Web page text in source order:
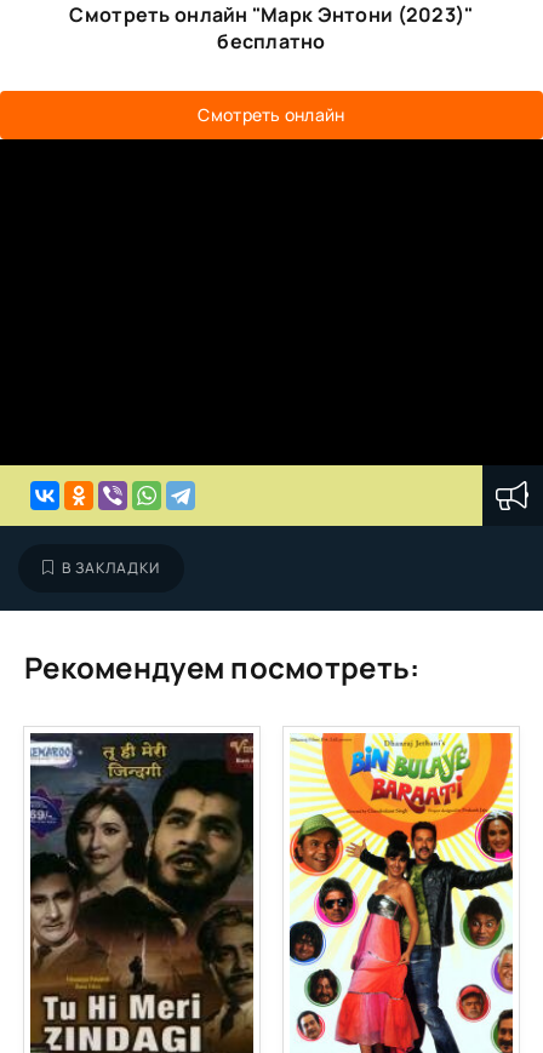
Смотреть онлайн "Марк Энтони (2023)"
бесплатно
Смотреть онлайн
В ЗАКЛАДКИ
Рекомендуем посмотреть: